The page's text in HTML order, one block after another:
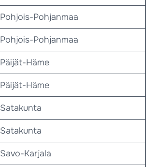
Pohjois-Pohjanmaa
Pohjois-Pohjanmaa
Päijät-Häme
Päijät-Häme
Satakunta
Satakunta
Savo-Karjala